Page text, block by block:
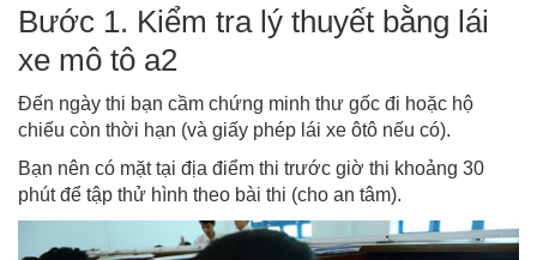
Bước 1. Kiểm tra lý thuyết bằng lái
xe mô tô a2
Đến ngày thi bạn cầm chứng minh thư gốc đi hoặc hộ
chiếu còn thời hạn (và giấy phép lái xe ôtô nếu có).
Bạn nên có mặt tại địa điểm thi trước giờ thi khoảng 30
phút để tập thử hình theo bài thi (cho an tâm).